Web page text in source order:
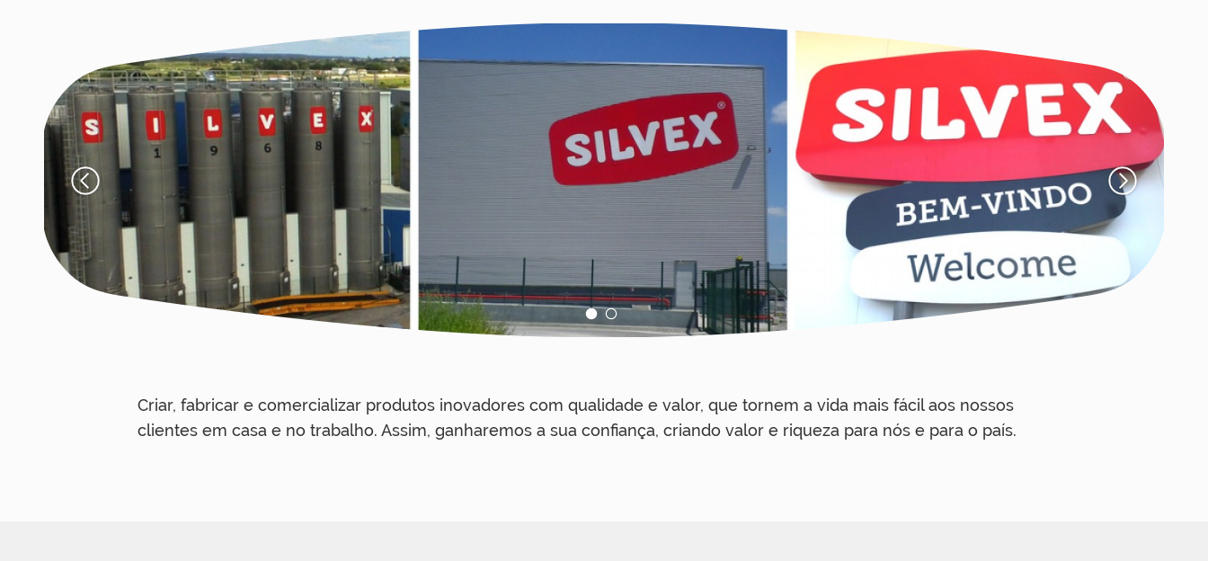
1 2
Criar, fabricar e comercializar produtos inovadores com qualidade e valor, que tornem a vida mais fácil aos nossos
clientes em casa e no trabalho. Assim, ganharemos a sua confiança, criando valor e riqueza para nós e para o país.